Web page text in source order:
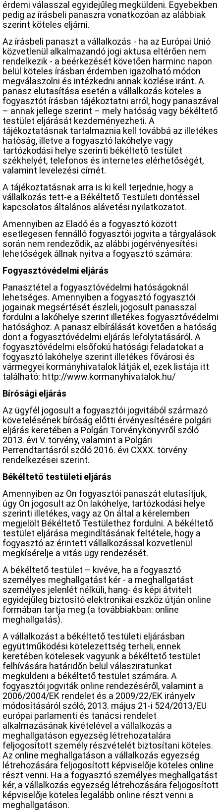
érdemi válasszal egyidejűleg megküldeni. Egyebekben
pedig az írásbeli panaszra vonatkozóan az alábbiak
szerint köteles eljárni.
Az írásbeli panaszt a vállalkozás - ha az Európai Unió
közvetlenül alkalmazandó jogi aktusa eltérően nem
rendelkezik - a beérkezését követően harminc napon
belül köteles írásban érdemben igazolható módon
megválaszolni és intézkedni annak közlése iránt. A
panasz elutasítása esetén a vállalkozás köteles a
fogyasztót írásban tájékoztatni arról, hogy panaszával
– annak jellege szerint – mely hatóság vagy békéltető
testület eljárását kezdeményezheti. A
tájékoztatásnak tartalmaznia kell továbbá az illetékes
hatóság, illetve a fogyasztó lakóhelye vagy
tartózkodási helye szerinti békéltető testület
székhelyét, telefonos és internetes elérhetőségét,
valamint levelezési címét.
A tájékoztatásnak arra is ki kell terjednie, hogy a
vállalkozás tett-e a Békéltető Testületi döntéssel
kapcsolatos általános alávetési nyilatkozatot.
Amennyiben az Eladó és a fogyasztó között
esetlegesen fennálló fogyasztói jogvita a tárgyalások
során nem rendeződik, az alábbi jogérvényesítési
lehetőségek állnak nyitva a fogyasztó számára:
Fogyasztóvédelmi eljárás
Panasztétel a fogyasztóvédelmi hatóságoknál
lehetséges. Amennyiben a fogyasztó fogyasztói
jogainak megsértését észleli, jogosult panasszal
fordulni a lakóhelye szerint illetékes fogyasztóvédelmi
hatósághoz. A panasz elbírálását követően a hatóság
dönt a fogyasztóvédelmi eljárás lefolytatásáról. A
fogyasztóvédelmi elsőfokú hatósági feladatokat a
fogyasztó lakóhelye szerint illetékes fővárosi és
vármegyei kormányhivatalok látják el, ezek listája itt
található: http://www.kormanyhivatalok.hu/
Bírósági eljárás
Az ügyfél jogosult a fogyasztói jogvitából származó
követelésének bíróság előtti érvényesítésére polgári
eljárás keretében a Polgári Törvénykönyvről szóló
2013. évi V. törvény, valamint a Polgári
Perrendtartásról szóló 2016. évi CXXX. törvény
rendelkezései szerint.
Békéltető testületi eljárás
Amennyiben az Ön fogyasztói panaszát elutasítjuk,
úgy Ön jogosult az Ön lakóhelye, tartózkodási helye
szerinti illetékes, vagy az Ön által a kérelemben
megjelölt Békéltető Testülethez fordulni. A békéltető
testület eljárása megindításának feltétele, hogy a
fogyasztó az érintett vállalkozással közvetlenül
megkísérelje a vitás ügy rendezését.
A békéltető testület – kivéve, ha a fogyasztó
személyes meghallgatást kér - a meghallgatást
személyes jelenlét nélküli, hang- és képi átvitelt
egyidejűleg biztosító elektronikai eszköz útján online
formában tartja meg (a továbbiakban: online
meghallgatás).
A vállalkozást a békéltető testületi eljárásban
együttműködési kötelezettség terheli, ennek
keretében kötelesek vagyunk a békéltető testület
felhívására határidőn belül válasziratunkat
megküldeni a békéltető testület számára. A
fogyasztói jogviták online rendezéséről, valamint a
2006/2004/EK rendelet és a 2009/22/EK irányelv
módosításáról szóló, 2013. május 21-i 524/2013/EU
európai parlamenti és tanácsi rendelet
alkalmazásának kivételével a vállalkozás a
meghallgatáson egyezség létrehozatalára
feljogosított személy részvételét biztosítani köteles.
Az online meghallgatáson a vállalkozás egyezség
létrehozására feljogosított képviselője köteles online
részt venni. Ha a fogyasztó személyes meghallgatást
kér, a vállalkozás egyezség létrehozására feljogosított
képviselője köteles legalább online részt venni a
meghallgatáson.